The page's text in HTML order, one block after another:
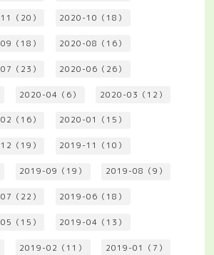
（20） 2020-10（18）
（18） 2020-08（16）
（23） 2020-06（26）
2020-04（6） 2020-03（12）
（16） 2020-01（15）
（19） 2019-11（10）
2019-09（19） 2019-08（9）
（22） 2019-06（18）
（15） 2019-04（13）
2019-02（11） 2019-01（7）